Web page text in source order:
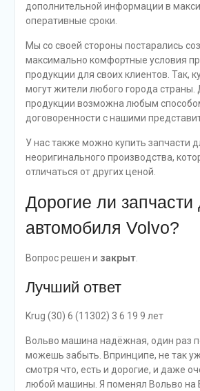
дополнительной информации в
оперативные сроки.
Мы со своей стороны постарались
максимально комфортные условия
продукции для своих клиентов. Так,
могут жители любого города страны.
продукции возможна любым
договоренности с нашими
У нас также можно купить запчасти
неоригинального производства,
отличаться от других ценой.
Дорогие ли
автомобиля Volvo?
Вопрос решен и закрыт.
Лучший ответ
Krug (30) 6 (11302) 3 6 19 9 лет
Вольво машина надёжная, один раз
можешь забыть. Впринципе, не так
смотря что, есть и дорогие, и даже
любой машины. Я поменял Вольво на